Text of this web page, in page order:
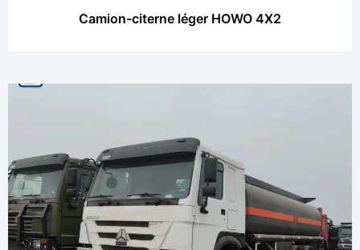
Camion-citerne léger HOWO 4X2